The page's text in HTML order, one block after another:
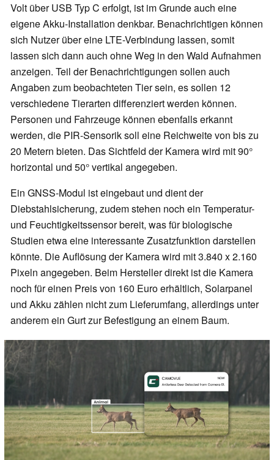
Volt über USB Typ C erfolgt, ist im Grunde auch eine
eigene Akku-Installation denkbar. Benachrichtigen können
sich Nutzer über eine LTE-Verbindung lassen, somit
lassen sich dann auch ohne Weg in den Wald Aufnahmen
anzeigen. Teil der Benachrichtigungen sollen auch
Angaben zum beobachteten Tier sein, es sollen 12
verschiedene Tierarten differenziert werden können.
Personen und Fahrzeuge können ebenfalls erkannt
werden, die PIR-Sensorik soll eine Reichweite von bis zu
20 Metern bieten. Das Sichtfeld der Kamera wird mit 90°
horizontal und 50° vertikal angegeben.
Ein GNSS-Modul ist eingebaut und dient der
Diebstahlsicherung, zudem stehen noch ein Temperatur-
und Feuchtigkeitssensor bereit, was für biologische
Studien etwa eine interessante Zusatzfunktion darstellen
könnte. Die Auflösung der Kamera wird mit 3.840 x 2.160
Pixeln angegeben. Beim Hersteller direkt ist die Kamera
noch für einen Preis von 160 Euro erhältlich, Solarpanel
und Akku zählen nicht zum Lieferumfang, allerdings unter
anderem ein Gurt zur Befestigung an einem Baum.